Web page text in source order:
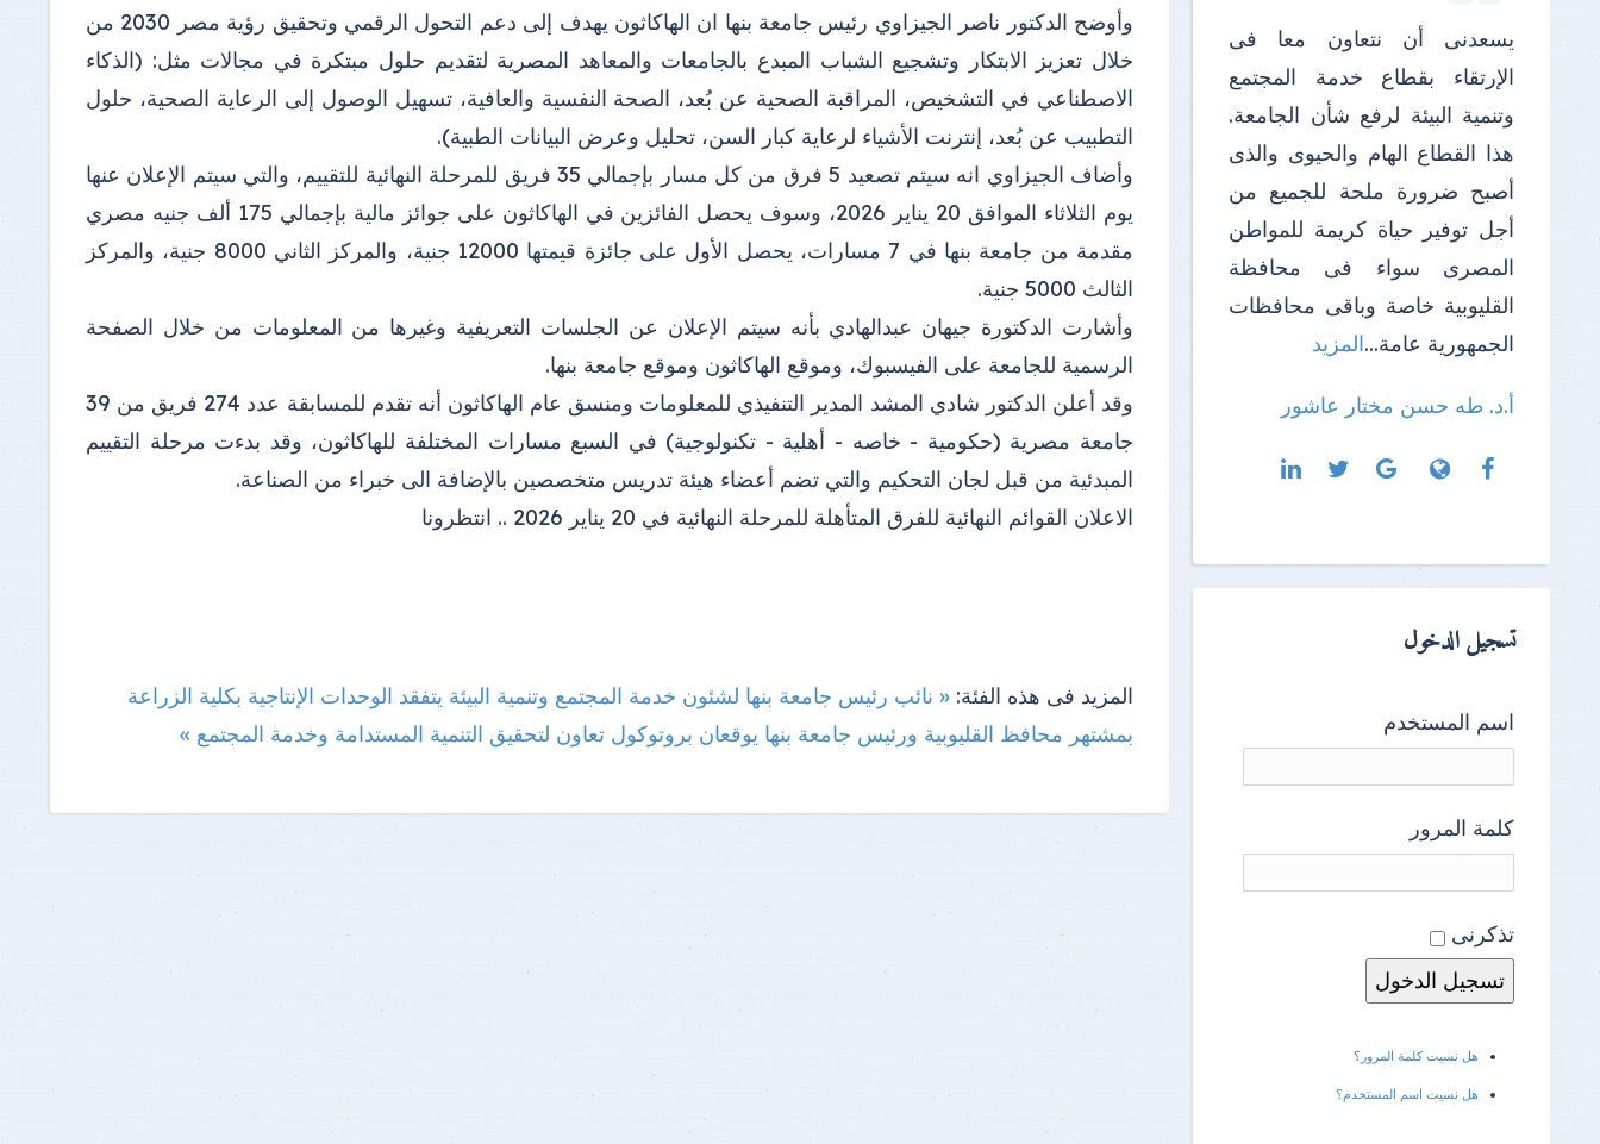
وأوضح الدكتور ناصر الجيزاوي رئيس جامعة بنها ان الهاكاثون يهدف إلى دعم التحول الرقمي وتحقيق رؤية مصر 2030 من
خلال تعزيز الابتكار وتشجيع الشباب المبدع بالجامعات والمعاهد المصرية لتقديم حلول مبتكرة في مجالات مثل: (الذكاء
الاصطناعي في التشخيص، المراقبة الصحية عن بُعد، الصحة النفسية والعافية، تسهيل الوصول إلى الرعاية الصحية، حلول
التطبيب عن بُعد، إنترنت الأشياء لرعاية كبار السن، تحليل وعرض البيانات الطبية).
وأضاف الجيزاوي انه سيتم تصعيد 5 فرق من كل مسار بإجمالي 35 فريق للمرحلة النهائية للتقييم، والتي سيتم الإعلان عنها
يوم الثلاثاء الموافق 20 يناير 2026، وسوف يحصل الفائزين في الهاكاثون على جوائز مالية بإجمالي 175 ألف جنيه مصري
مقدمة من جامعة بنها في 7 مسارات، يحصل الأول على جائزة قيمتها 12000 جنية، والمركز الثاني 8000 جنية، والمركز
الثالث 5000 جنية.
وأشارت الدكتورة جيهان عبدالهادي بأنه سيتم الإعلان عن الجلسات التعريفية وغيرها من المعلومات من خلال الصفحة
الرسمية للجامعة على الفيسبوك، وموقع الهاكاثون وموقع جامعة بنها.
وقد أعلن الدكتور شادي المشد المدير التنفيذي للمعلومات ومنسق عام الهاكاثون أنه تقدم للمسابقة عدد 274 فريق من 39
جامعة مصرية (حكومية - خاصه - أهلية - تكنولوجية) في السبع مسارات المختلفة للهاكاثون، وقد بدءت مرحلة التقييم
المبدئية من قبل لجان التحكيم والتي تضم أعضاء هيئة تدريس متخصصين بالإضافة الى خبراء من الصناعة.
الاعلان القوائم النهائية للفرق المتأهلة للمرحلة النهائية في 20 يناير 2026 .. انتظرونا
المزيد فى هذه الفئة: « نائب رئيس جامعة بنها لشئون خدمة المجتمع وتنمية البيئة يتفقد الوحدات الإنتاجية بكلية الزراعة
بمشتهر محافظ القليوبية ورئيس جامعة بنها يوقعان بروتوكول تعاون لتحقيق التنمية المستدامة وخدمة المجتمع »
يسعدنى أن نتعاون معا فى
الإرتقاء بقطاع خدمة المجتمع
وتنمية البيئة لرفع شأن الجامعة.
هذا القطاع الهام والحيوى والذى
أصبح ضرورة ملحة للجميع من
أجل توفير حياة كريمة للمواطن
المصرى سواء فى محافظة
القليوبية خاصة وباقى محافظات
الجمهورية عامة...المزيد
أ.د. طه حسن مختار عاشور
تسجيل الدخول
اسم المستخدم
كلمة المرور
تذكرنى
هل نسيت كلمة المرور؟
هل نسيت اسم المستخدم؟